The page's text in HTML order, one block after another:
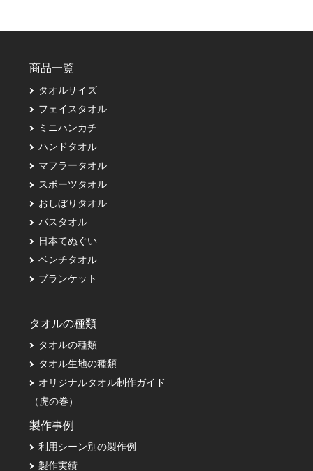
商品一覧
タオルサイズ
フェイスタオル
ミニハンカチ
ハンドタオル
マフラータオル
スポーツタオル
おしぼりタオル
バスタオル
日本てぬぐい
ベンチタオル
ブランケット
タオルの種類
タオルの種類
タオル生地の種類
オリジナルタオル制作ガイド
（虎の巻）
製作事例
利用シーン別の製作例
製作実績